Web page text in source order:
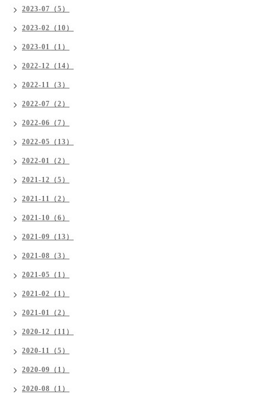
2023-07（5）
2023-02（10）
2023-01（1）
2022-12（14）
2022-11（3）
2022-07（2）
2022-06（7）
2022-05（13）
2022-01（2）
2021-12（5）
2021-11（2）
2021-10（6）
2021-09（13）
2021-08（3）
2021-05（1）
2021-02（1）
2021-01（2）
2020-12（11）
2020-11（5）
2020-09（1）
2020-08（1）